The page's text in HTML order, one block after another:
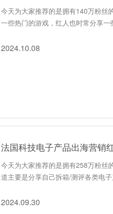
今天为大家推荐的是拥有140万粉丝
一些热门的游戏，红人也时常分享一
2024.10.08
法国科技电子产品出海营销
今天为大家推荐的是拥有258万粉丝
道主要是分享自己拆箱/测评各类电
2024.09.30